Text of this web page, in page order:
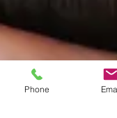
Phone